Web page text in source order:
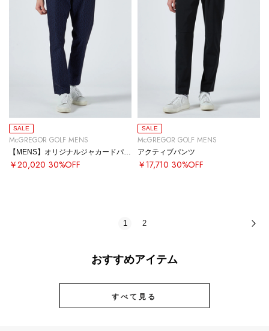
SALE
McGREGOR GOLF MENS
【MENS】オリジナルジャカードパンツ
￥20,020 30%OFF
SALE
McGREGOR GOLF MENS
アクティブパンツ
￥17,710 30%OFF
1 2
おすすめアイテム
すべて見る